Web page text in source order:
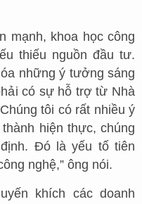
mạnh, khoa học công
thiếu nguồn đầu tư.
những ý tưởng sáng
có sự hỗ trợ từ Nhà
tôi có rất nhiều ý
hiện thực, chúng
Đó là yếu tố tiên
nghệ,” ông nói.
khích các doanh